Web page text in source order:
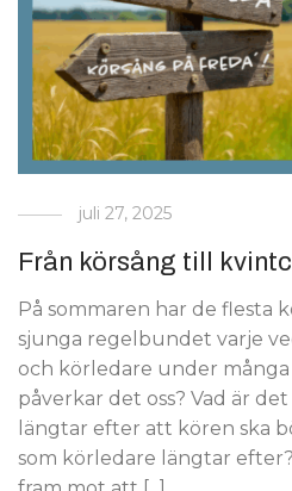
juli 27, 2025
Från körsång till
På sommaren har de flesta
sjunga regelbundet varje
och körledare under
påverkar det oss? Vad är
längtar efter att kören ska
som körledare längtar